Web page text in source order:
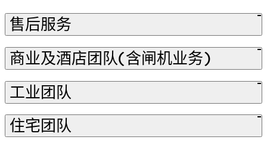
售后服务
商业及酒店团队(含闸机业务)
工业团队
住宅团队